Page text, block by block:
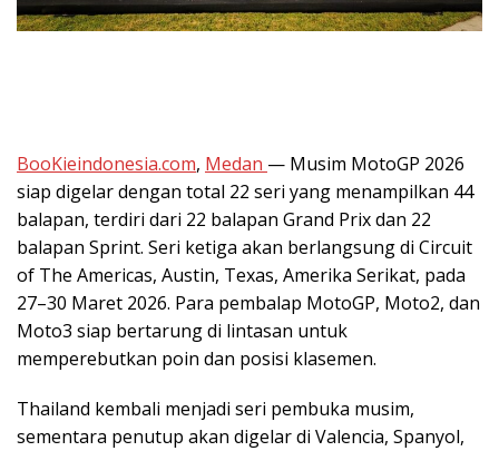
BooKieindonesia.com, Medan — Musim MotoGP 2026
siap digelar dengan total 22 seri yang menampilkan 44
balapan, terdiri dari 22 balapan Grand Prix dan 22
balapan Sprint. Seri ketiga akan berlangsung di Circuit
of The Americas, Austin, Texas, Amerika Serikat, pada
27–30 Maret 2026. Para pembalap MotoGP, Moto2, dan
Moto3 siap bertarung di lintasan untuk
memperebutkan poin dan posisi klasemen.
Thailand kembali menjadi seri pembuka musim,
sementara penutup akan digelar di Valencia, Spanyol,